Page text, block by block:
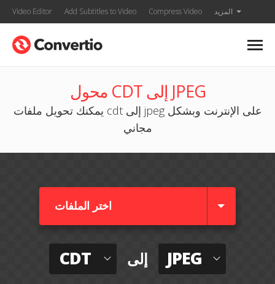
Video Editor Add Subtitles to Video Compress Video المزيد
محول CDT إلى JPEG
يمكنك تحويل ملفات cdt إلى jpeg على الإنترنت وبشكل
مجاني
اختر الملفات
CDT إلى JPEG